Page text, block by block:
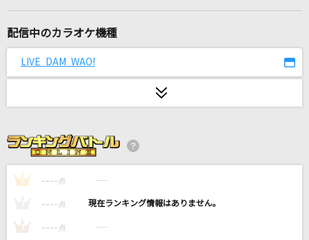
[生音]A Song for ××
火種
CRY
SawanoHiroyuki[nZk]:mizuki
ハナレグミ
配信中のカラオケ機種
LIVE DAM WAO!
1 ---- 点 ----
---- 点 ----
3 ---- 点 ----